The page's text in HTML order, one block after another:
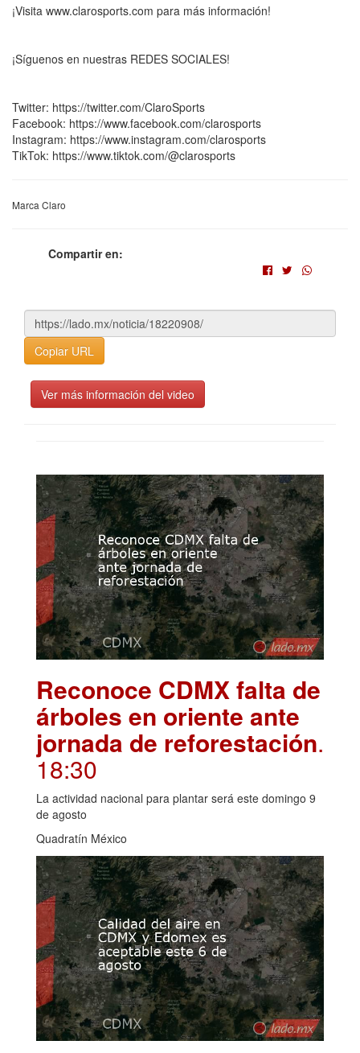
¡Visita www.clarosports.com para más información!
¡Síguenos en nuestras REDES SOCIALES!
Twitter: https://twitter.com/ClaroSports
Facebook: https://www.facebook.com/clarosports
Instagram: https://www.instagram.com/clarosports
TikTok: https://www.tiktok.com/@clarosports
Marca Claro
Compartir en:
Copiar URL
Ver más información del video
Reconoce CDMX falta de
árboles en oriente ante
jornada de reforestación.
18:30
La actividad nacional para plantar será este domingo 9
de agosto
Quadratín México